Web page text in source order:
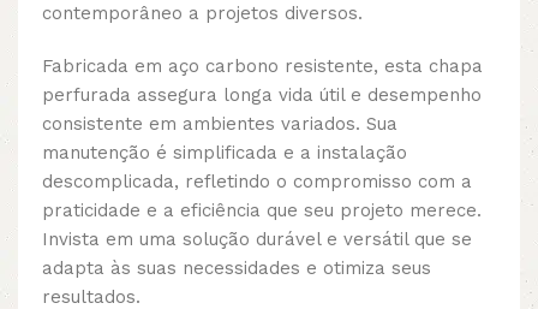
contemporâneo a projetos diversos.
Fabricada em aço carbono resistente, esta chapa
perfurada assegura longa vida útil e desempenho
consistente em ambientes variados. Sua
manutenção é simplificada e a instalação
descomplicada, refletindo o compromisso com a
praticidade e a eficiência que seu projeto merece.
Invista em uma solução durável e versátil que se
adapta às suas necessidades e otimiza seus
resultados.